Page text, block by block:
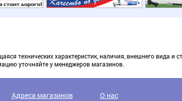
технических характеристик, наличия, внешнего вида и
уточняйте у менеджеров магазинов.
Адреса магазинов
О нас
компаниями